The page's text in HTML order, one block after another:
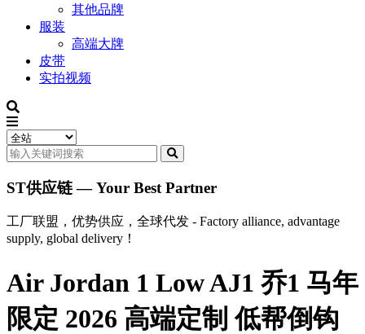
其他品牌
服装
高端大牌
皮带
实拍视频
ST供应链 — Your Best Partner
工厂联盟，优势供应，全球代发 - Factory alliance, advantage
supply, global delivery！
Air Jordan 1 Low AJ1 乔1 马年
限定 2026 高端定制 低帮倒钩